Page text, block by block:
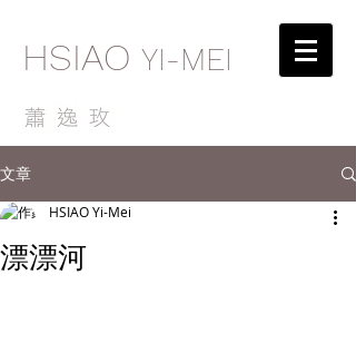
HSIAO YI-MEI
文章
漂漂河
HSIAO Yi-Mei